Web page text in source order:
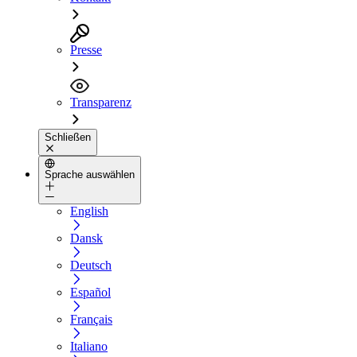
Presse
Transparenz
Schließen
Sprache auswählen
English
Dansk
Deutsch
Español
Français
Italiano